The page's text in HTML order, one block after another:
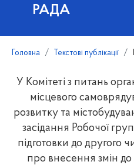
РАДА
Головна Текстові публікації
У Комітеті з питань
місцевого
розвитку та
засідання Робочої
підготовки до другого
про внесення змін